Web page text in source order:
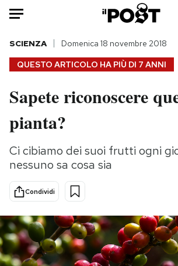
Auto
HOME
Italia
Politica
Tecnologia
Internet
Scienza
Cultura
Economia
Sport
Moda
Storie/
QUESTO ARTICOLO HA PIÙ DI 7 ANNI
SCIENZA Domenica 18 novembre 2018
Sapete riconoscere
pianta?
Ci cibiamo dei suoi frutti ogni
nessuno sa cosa sia
Condividi